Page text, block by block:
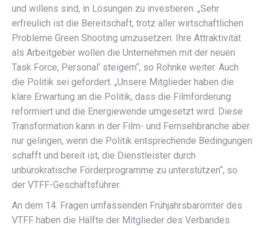
und willens sind, in Lösungen zu investieren. „Sehr
erfreulich ist die Bereitschaft, trotz aller wirtschaftlichen
Probleme Green Shooting umzusetzen. Ihre Attraktivität
als Arbeitgeber wollen die Unternehmen mit der neuen
Task Force, Personal‘ steigern“, so Rohnke weiter. Auch
die Politik sei gefordert. „Unsere Mitglieder haben die
klare Erwartung an die Politik, dass die Filmförderung
reformiert und die Energiewende umgesetzt wird. Diese
Transformation kann in der Film- und Fernsehbranche aber
nur gelingen, wenn die Politik entsprechende Bedingungen
schafft und bereit ist, die Dienstleister durch
unbürokratische Förderprogramme zu unterstützen“, so
der VTFF-Geschäftsführer.
An dem 14. Fragen umfassenden Frühjahrsbaromter des
VTFF haben die Hälfte der Mitglieder des Verbandes